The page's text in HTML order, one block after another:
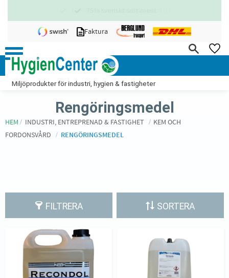
Meny
Faktura
Miljöprodukter för industri, hygien & fastigheter
Rengöringsmedel
HEM INDUSTRI, ENTREPRENAD & FASTIGHET
KEM OCH
FORDONSVÅRD
RENGÖRINGSMEDEL
FILTRERA SORTERA